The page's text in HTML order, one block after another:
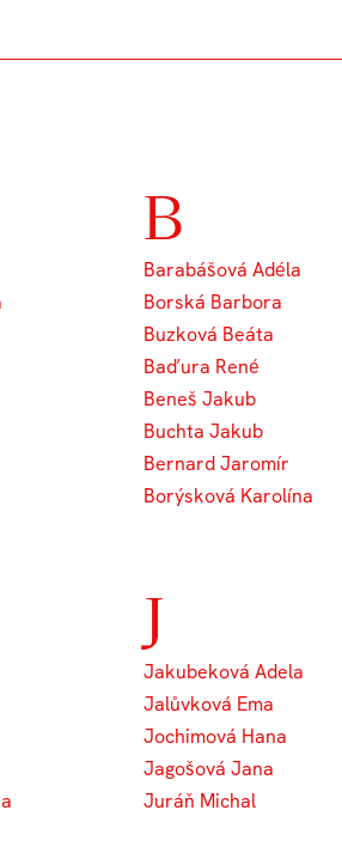
B
Barabášová Adéla
Borská Barbora
Buzková Beáta
Baďura René
Beneš Jakub
Buchta Jakub
Bernard Jaromír
Borýsková Karolína
J
Jakubeková Adela
Jalůvková Ema
Jochimová Hana
Jagošová Jana
Juráň Michal